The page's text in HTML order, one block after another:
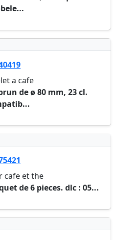
- plateau de 24 x 0,25 l
en inox
24 pieces esmeyer
sabert
(paquet de 300 pieces)